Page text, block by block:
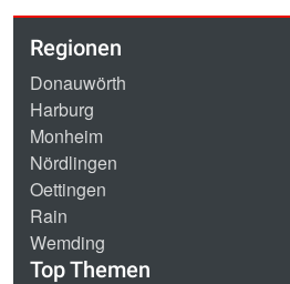
Regionen
Donauwörth
Harburg
Monheim
Nördlingen
Oettingen
Rain
Wemding
Top Themen